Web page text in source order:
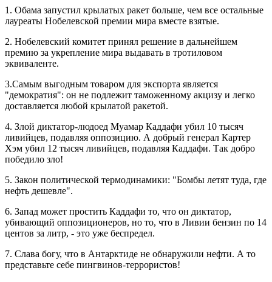
1. Обама запустил крылатых ракет больше, чем все остальные
лауреаты Нобелевской премии мира вместе взятые.
2. Нобелевский комитет принял решение в дальнейшем
премию за укрепление мира выдавать в тротиловом
эквиваленте.
3.Самым выгодным товаром для экспорта является
"демократия": он не подлежит таможенному акцизу и легко
доставляется любой крылатой ракетой.
4. Злой диктатор-людоед Муамар Каддафи убил 10 тысяч
ливийцев, подавляя оппозицию. А добрый генерал Картер
Хэм убил 12 тысяч ливийцев, подавляя Каддафи. Так добро
победило зло!
5. Закон политической термодинамики: "Бомбы летят туда, где
нефть дешевле".
6. Запад может простить Каддафи то, что он диктатор,
убивающий оппозиционеров, но то, что в Ливии бензин по 14
центов за литр, - это уже беспредел.
7. Слава богу, что в Антарктиде не обнаружили нефти. А то
представьте себе пингвинов-террористов!